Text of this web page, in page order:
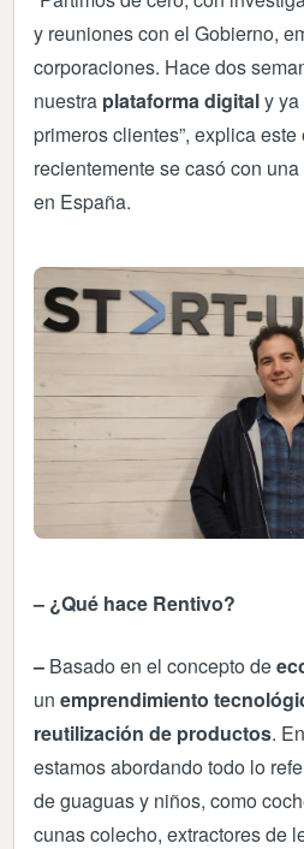
y reuniones con el Gobierno,
corporaciones. Hace dos
nuestra plataforma digitaly
primeros clientes”, explica
recientemente se casó con
en España.
– ¿Qué hace Rentivo?
– Basado en el concepto de
un emprendimiento
reutilización de productos.
estamos abordando todo lo
de guaguas y niños, como
cunas colecho, extractores de